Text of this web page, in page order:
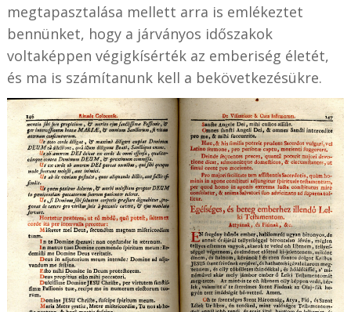
megtapasztalása mellett arra is emlékeztet
bennünket, hogy a járványos időszakok
voltaképpen végigkísérték az emberiség életét,
és ma is számítanunk kell a bekövetkezésükre.